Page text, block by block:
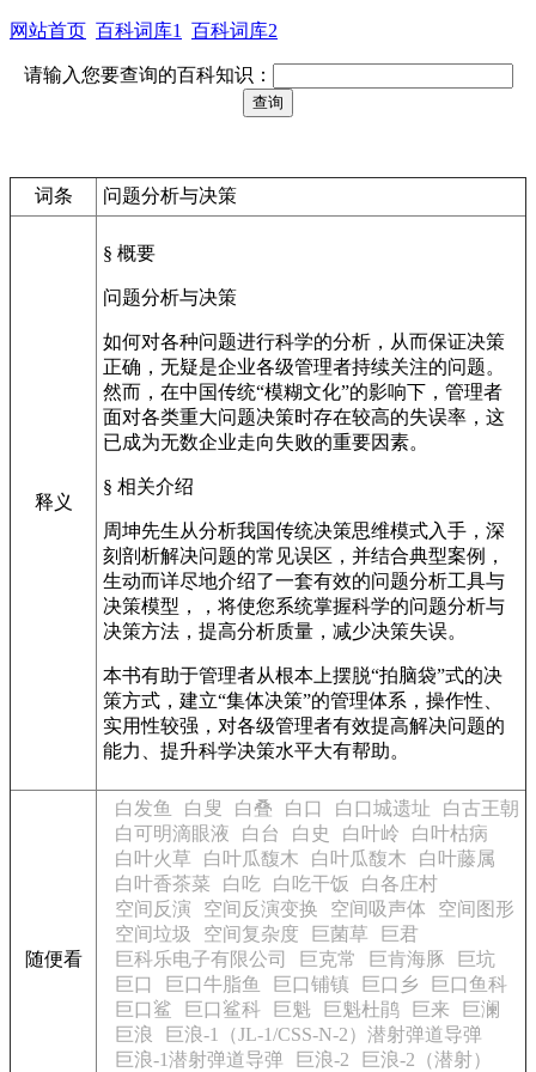
网站首页 百科词库1 百科词库2
请输入您要查询的百科知识：
词条 问题分析与决策
释义
§ 概要
问题分析与决策
如何对各种问题进行科学的分析，从而保证决策
正确，无疑是企业各级管理者持续关注的问题。
然而，在中国传统“模糊文化”的影响下，管理者
面对各类重大问题决策时存在较高的失误率，这
已成为无数企业走向失败的重要因素。
§ 相关介绍
周坤先生从分析我国传统决策思维模式入手，深
刻剖析解决问题的常见误区，并结合典型案例，
生动而详尽地介绍了一套有效的问题分析工具与
决策模型，，将使您系统掌握科学的问题分析与
决策方法，提高分析质量，减少决策失误。
本书有助于管理者从根本上摆脱“拍脑袋”式的决
策方式，建立“集体决策”的管理体系，操作性、
实用性较强，对各级管理者有效提高解决问题的
能力、提升科学决策水平大有帮助。
随便看
白发鱼 白叟 白叠 白口 白口城遗址
白古王朝
白可明滴眼液
白台 白史 白叶岭
白叶枯病
白叶火草
白叶瓜馥木 白叶瓜馥木
白叶藤属
白叶香茶菜
白吃 白吃干饭
白各庄村
空间反演
空间反演变换 空间吸声体
空间图形
空间垃圾
空间复杂度 巨菌草
巨君
巨科乐电子有限公司
巨克常 巨肯海豚
巨坑
巨口
巨口牛脂鱼 巨口铺镇 巨口乡
巨口鱼科
巨口鲨
巨口鲨科 巨魁 巨魁杜鹃 巨来
巨澜
巨浪
巨浪-1（JL-1/CSS-N-2）潜射弹道导弹
巨浪-1潜射弹道导弹
巨浪-2 巨浪-2（潜射）